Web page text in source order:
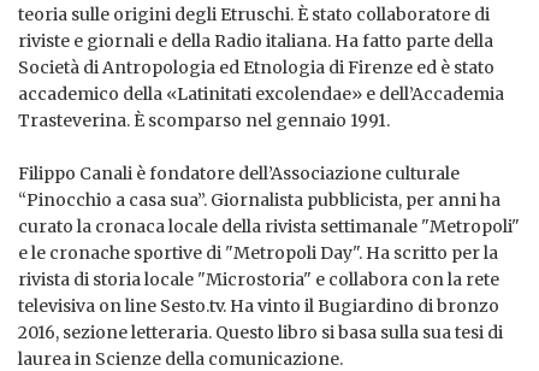
teoria sulle origini degli Etruschi. È stato collaboratore di
riviste e giornali e della Radio italiana. Ha fatto parte della
Società di Antropologia ed Etnologia di Firenze ed è stato
accademico della «Latinitati excolendae» e dell’Accademia
Trasteverina. È scomparso nel gennaio 1991.
Filippo Canali è fondatore dell’Associazione culturale
“Pinocchio a casa sua”. Giornalista pubblicista, per anni ha
curato la cronaca locale della rivista settimanale "Metropoli"
e le cronache sportive di "Metropoli Day". Ha scritto per la
rivista di storia locale "Microstoria" e collabora con la rete
televisiva on line Sesto.tv. Ha vinto il Bugiardino di bronzo
2016, sezione letteraria. Questo libro si basa sulla sua tesi di
laurea in Scienze della comunicazione.